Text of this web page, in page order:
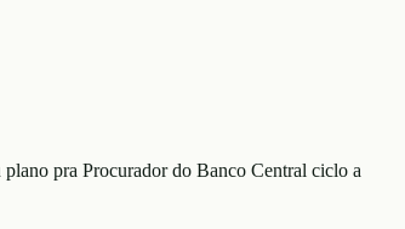
plano pra Procurador do Banco Central ciclo a